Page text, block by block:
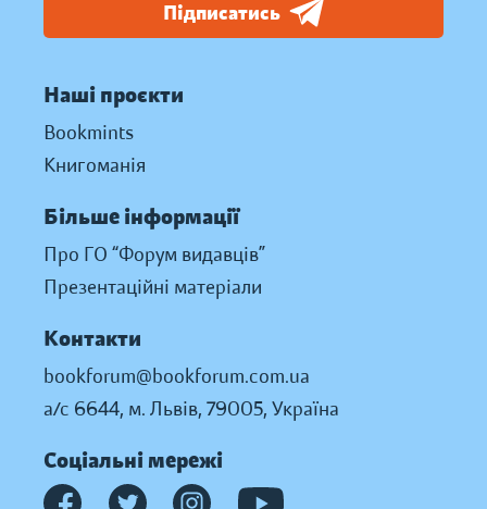
Підписатись
Наші проєкти
Bookmints
Книгоманія
Більше інформації
Про ГО “Форум видавців”
Презентаційні матеріали
Контакти
bookforum@bookforum.com.ua
а/с 6644, м. Львів, 79005, Україна
Соціальні мережі